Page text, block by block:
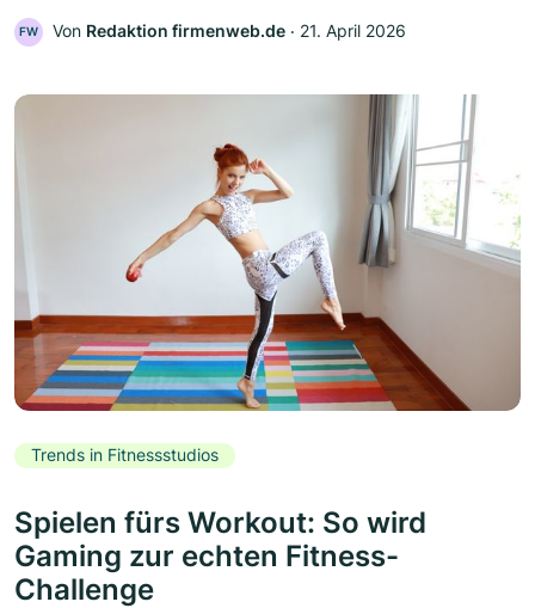
FW Von Redaktion firmenweb.de ‧ 21. April 2026
Trends in Fitnessstudios
Spielen fürs Workout: So wird
Gaming zur echten Fitness-
Challenge